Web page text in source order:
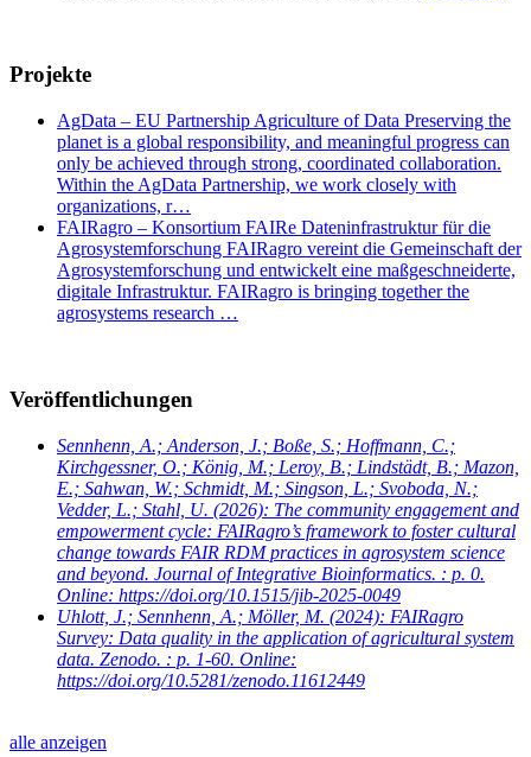
Projekte
AgData – EU Partnership Agriculture of Data Preserving the
planet is a global responsibility, and meaningful progress can
only be achieved through strong, coordinated collaboration.
Within the AgData Partnership, we work closely with
organizations, r…
FAIRagro – Konsortium FAIRe Dateninfrastruktur für die
Agrosystemforschung FAIRagro vereint die Gemeinschaft der
Agrosystemforschung und entwickelt eine maßgeschneiderte,
digitale Infrastruktur. FAIRagro is bringing together the
agrosystems research …
Veröffentlichungen
Sennhenn, A.; Anderson, J.; Boße, S.; Hoffmann, C.;
Kirchgessner, O.; König, M.; Leroy, B.; Lindstädt, B.; Mazon,
E.; Sahwan, W.; Schmidt, M.; Singson, L.; Svoboda, N.;
Vedder, L.; Stahl, U. (2026): The community engagement and
empowerment cycle: FAIRagro’s framework to foster cultural
change towards FAIR RDM practices in agrosystem science
and beyond. Journal of Integrative Bioinformatics. : p. 0.
Online: https://doi.org/10.1515/jib-2025-0049
Uhlott, J.; Sennhenn, A.; Möller, M. (2024): FAIRagro
Survey: Data quality in the application of agricultural system
data. Zenodo. : p. 1-60. Online:
https://doi.org/10.5281/zenodo.11612449
alle anzeigen